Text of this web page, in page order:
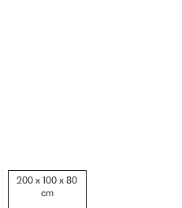
200 x 100 x 80
cm